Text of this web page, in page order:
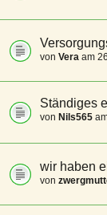
von Vera am
Ständiges
von Nils565
wir haben
von